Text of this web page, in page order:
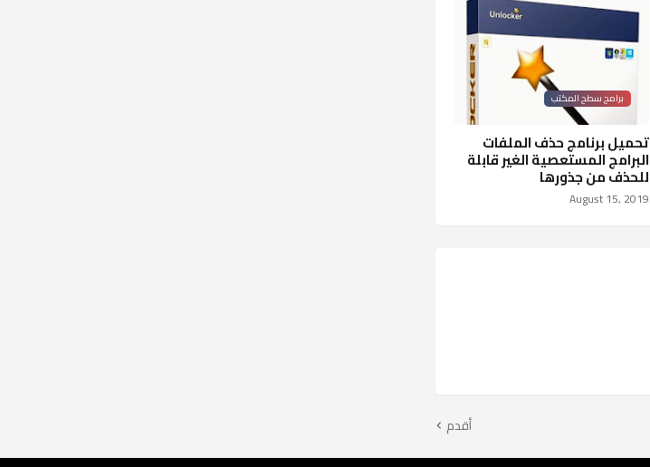
برامج سطح المكتب
تحميل برنامج حذف الملفات
البرامج المستعصية الغير قابلة
للحذف من جذورها
August 15, 2019
أقدم